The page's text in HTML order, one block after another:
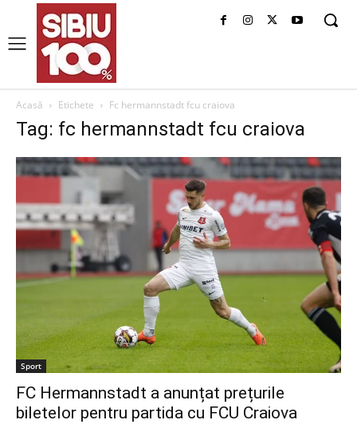
Acasă Etichete Fc hermannstadt fcu craiova
Tag: fc hermannstadt fcu craiova
Sport
FC Hermannstadt a anunțat prețurile
biletelor pentru partida cu FCU Craiova